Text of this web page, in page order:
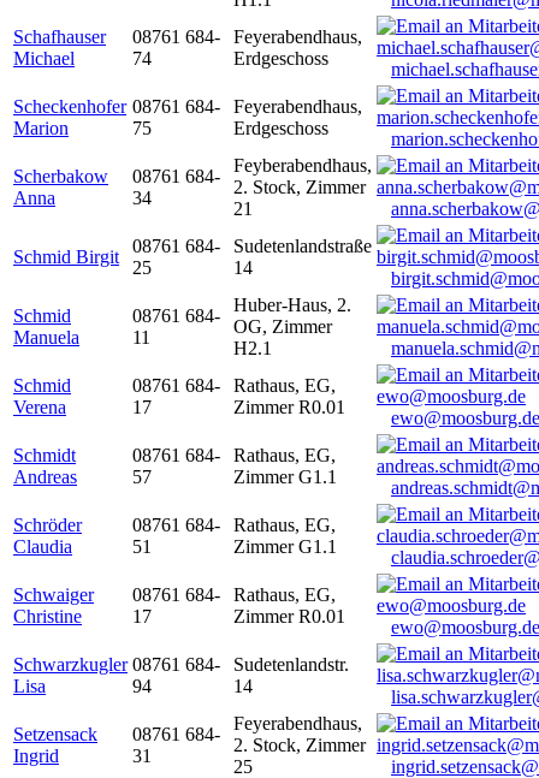
Schafhauser
Michael
08761 684-
74
Feyerabendhaus,
Erdgeschoss
Scheckenhofer
Marion
08761 684-
75
Feyerabendhaus,
Erdgeschoss
Scherbakow
Anna
08761 684-
34
Feyberabendhaus,
2. Stock, Zimmer
21
Schmid Birgit
08761 684-
25
Sudetenlandstraße
14
Schmid
Manuela
08761 684-
11
Huber-Haus, 2.
OG, Zimmer
H2.1
Schmid
Verena
08761 684-
17
Rathaus, EG,
Zimmer R0.01
ewo@moosburg.de
Schmidt
Andreas
08761 684-
57
Rathaus, EG,
Zimmer G1.1
Schröder
Claudia
08761 684-
51
Rathaus, EG,
Zimmer G1.1
Schwaiger
Christine
08761 684-
17
Rathaus, EG,
Zimmer R0.01
ewo@moosburg.de
Schwarzkugler
Lisa
08761 684-
94
Sudetenlandstr.
14
Setzensack
Ingrid
08761 684-
31
Feyerabendhaus,
2. Stock, Zimmer
25